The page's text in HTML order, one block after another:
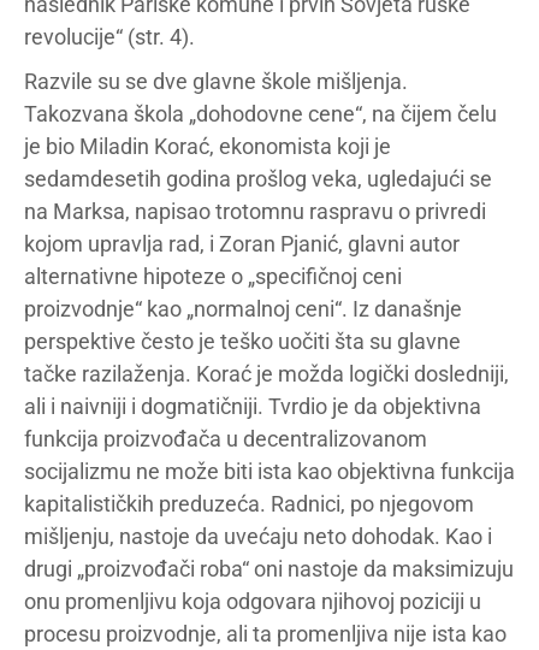
revolucije“ (str. 4).
Razvile su se dve glavne škole mišljenja.
Takozvana škola „dohodovne cene“, na čijem čelu
je bio Miladin Korać, ekonomista koji je
sedamdesetih godina prošlog veka, ugledajući se
na Marksa, napisao trotomnu raspravu o privredi
kojom upravlja rad, i Zoran Pjanić, glavni autor
alternativne hipoteze o „specifičnoj ceni
proizvodnje“ kao „normalnoj ceni“. Iz današnje
perspektive često je teško uočiti šta su glavne
tačke razilaženja. Korać je možda logički dosledniji,
ali i naivniji i dogmatičniji. Tvrdio je da objektivna
funkcija proizvođača u decentralizovanom
socijalizmu ne može biti ista kao objektivna funkcija
kapitalističkih preduzeća. Radnici, po njegovom
mišljenju, nastoje da uvećaju neto dohodak. Kao i
drugi „proizvođači roba“ oni nastoje da maksimizuju
onu promenljivu koja odgovara njihovoj poziciji u
procesu proizvodnje, ali ta promenljiva nije ista kao